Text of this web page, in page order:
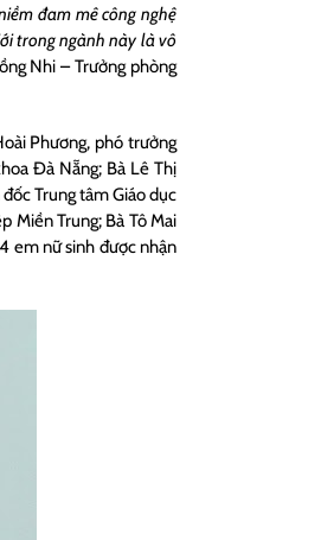
đam mê công nghệ
trong ngành này là vô
Nhi – Trưởng phòng
Phương, phó trưởng
Đà Nẵng; Bà Lê Thị
Trung tâm Giáo dục
Miền Trung; Bà Tô Mai
em nữ sinh được nhận